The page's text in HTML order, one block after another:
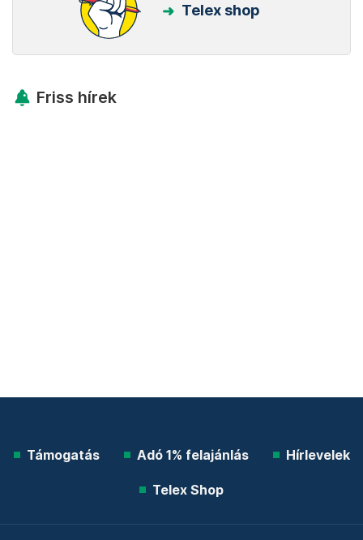
Telex shop
Friss hírek
Támogatás Adó 1% felajánlás Hírlevelek
Telex Shop